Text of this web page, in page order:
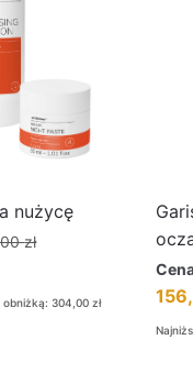
nużycę
zł
obniżką:304,00zł